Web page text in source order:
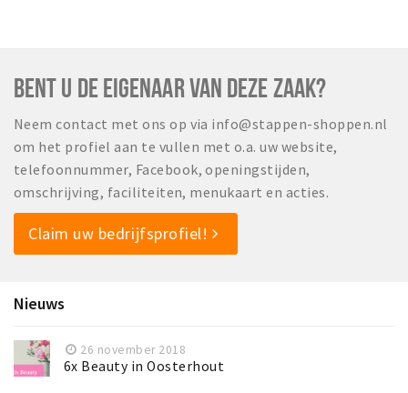
BENT U DE EIGENAAR VAN DEZE ZAAK?
Neem contact met ons op via info@stappen-shoppen.nl
om het profiel aan te vullen met o.a. uw website,
telefoonnummer, Facebook, openingstijden,
omschrijving, faciliteiten, menukaart en acties.
Claim uw bedrijfsprofiel!
Nieuws
26 november 2018
6x Beauty in Oosterhout